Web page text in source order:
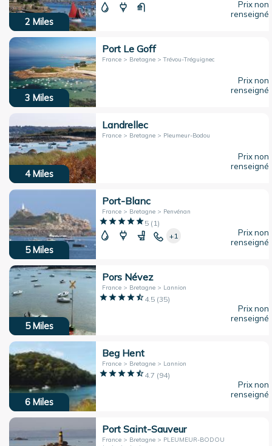
2 Miles
Prix non
renseigné
3 Miles
Port Le Goff
France > Bretagne > Trévou-Tréguignec
Prix non
renseigné
4 Miles
Landrellec
France > Bretagne > Pleumeur-Bodou
Prix non
renseigné
5 Miles
Port-Blanc
France > Bretagne > Penvénan
5( 1)
+1
Prix non
renseigné
5 Miles
Pors Névez
France > Bretagne > Lannion
4.5(35)
Prix non
renseigné
6 Miles
Beg Hent
France > Bretagne > Lannion
4.7 (94)
Prix non
renseigné
Port Saint-Sauveur
France > Bretagne > PLEUMEUR-BODOU